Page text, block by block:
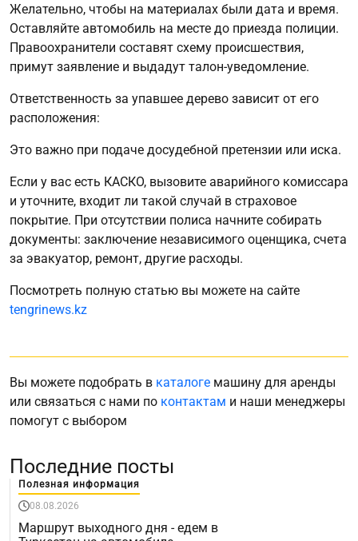
Желательно, чтобы на материалах были дата и время.
Оставляйте автомобиль на месте до приезда полиции.
Правоохранители составят схему происшествия,
примут заявление и выдадут талон-уведомление.
Ответственность за упавшее дерево зависит от его
расположения:
Это важно при подаче досудебной претензии или иска.
Если у вас есть КАСКО, вызовите аварийного комиссара
и уточните, входит ли такой случай в страховое
покрытие. При отсутствии полиса начните собирать
документы: заключение независимого оценщика, счета
за эвакуатор, ремонт, другие расходы.
Посмотреть полную статью вы можете на сайте
tengrinews.kz
Вы можете подобрать в каталоге машину для аренды
или связаться с нами по контактам и наши менеджеры
помогут с выбором
Последние посты
Полезная информация
08.08.2026
Маршрут выходного дня - едем в